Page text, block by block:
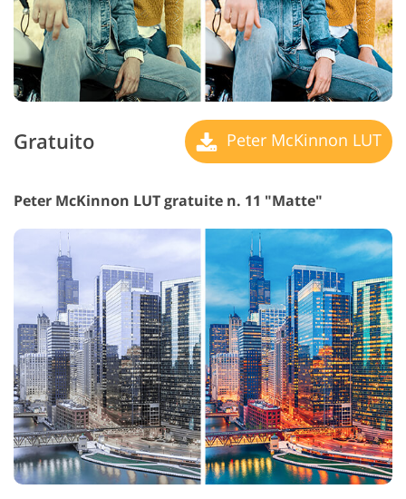
Gratuito Peter McKinnon LUT
Peter McKinnon LUT gratuite n. 11 "Matte"